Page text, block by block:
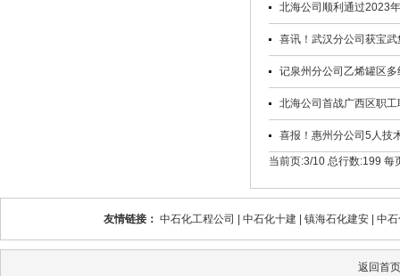
北海公司顺利通过2023
喜讯！武汉分公司获宝
记泉州分公司乙烯罐区
北海公司首战广西区职
喜报！惠州分公司5人技
当前页:3/10 总行数:199 每
友情链接： 中石化工程公司 中石化十建 镇海石化建安 中
返回首页